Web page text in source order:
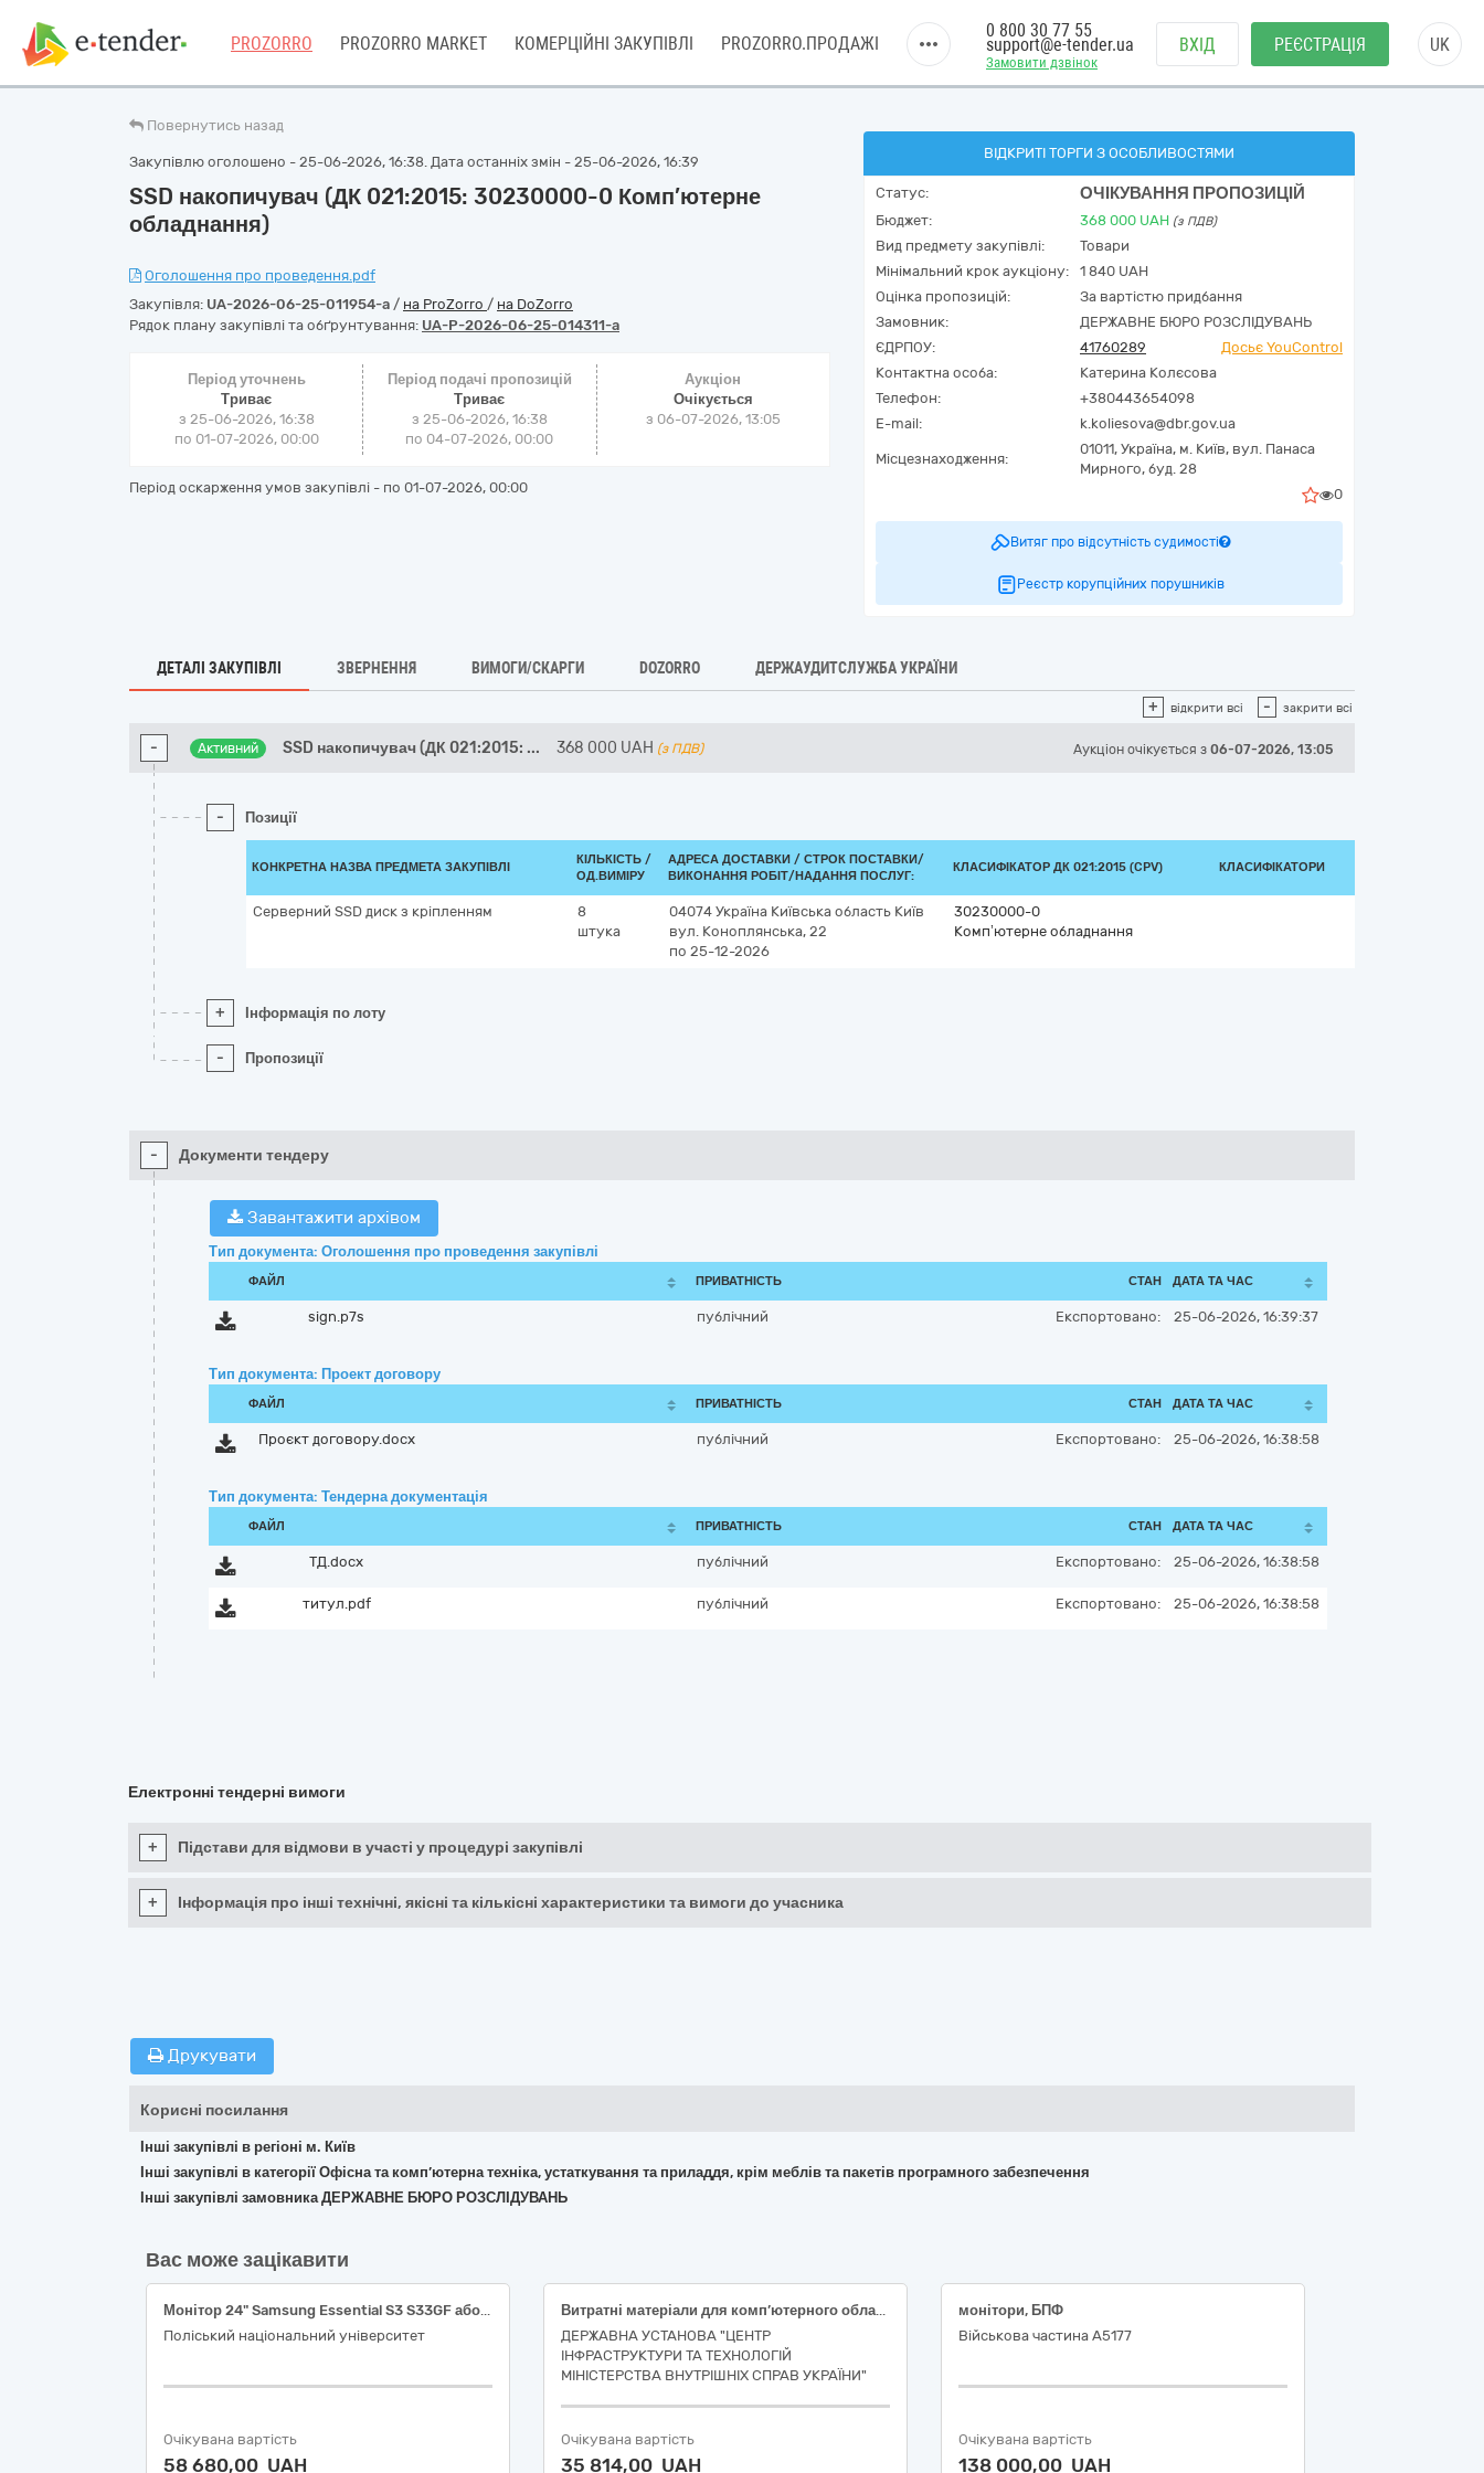
PROZORRO PROZORRO MARKET КОМЕРЦІЙНІ ЗАКУПІВЛІ PROZORRO.ПРОДАЖІ
Замовити дзвінок
0 800 30 77 55
support@e-tender.ua ВХІД РЕЄСТРАЦІЯ UK
Повернутись назад
Закупівлю оголошено - 25-06-2026, 16:38. Дата останніх змін - 25-06-2026, 16:39
SSD накопичувач (ДК 021:2015: 30230000-0 Комп’ютерне
обладнання)
Оголошення про проведення.pdf
Закупівля: UA-2026-06-25-011954-a / на ProZorro / на DoZorro
Рядок плану закупівлі та обґрунтування: UA-P-2026-06-25-014311-a
Період уточнень
Триває
з 25-06-2026, 16:38
по 01-07-2026, 00:00
Період подачі пропозицій
Триває
з 25-06-2026, 16:38
по 04-07-2026, 00:00
Аукціон
Очікується
з 06-07-2026, 13:05
Період оскарження умов закупівлі - по 01-07-2026, 00:00
ВІДКРИТІ ТОРГИ З ОСОБЛИВОСТЯМИ
Статус: ОЧІКУВАННЯ ПРОПОЗИЦІЙ
Бюджет: 368 000 UAH (з ПДВ)
Вид предмету закупівлі:
Товари
Мінімальний крок аукціону:
1 840 UAH
Оцінка пропозицій:
За вартістю придбання
Замовник:
ДЕРЖАВНЕ БЮРО РОЗСЛІДУВАНЬ
ЄДРПОУ:
41760289
Досьє YouControl
Контактна особа:
Катерина Колєсова
Телефон:
+380443654098
E-mail:
k.koliesova@dbr.gov.ua
Місцезнаходження:
01011, Україна, м. Київ, вул. Панаса
Мирного, буд. 28
0
Витяг про відсутність судимості
Реєстр корупційних порушників
ДЕТАЛІ ЗАКУПІВЛІ ЗВЕРНЕННЯ ВИМОГИ/СКАРГИ DOZORRO ДЕРЖАУДИТСЛУЖБА УКРАЇНИ
+ відкрити всі - закрити всі
- Активний SSD накопичувач (ДК 021:2015: ... 368 000 UAH (з ПДВ) Аукціон очікується з 06-07-2026, 13:05
- Позиції
КОНКРЕТНА НАЗВА ПРЕДМЕТА ЗАКУПІВЛІ
КІЛЬКІСТЬ /
ОД.ВИМІРУ
АДРЕСА ДОСТАВКИ / СТРОК ПОСТАВКИ/
ВИКОНАННЯ РОБІТ/НАДАННЯ ПОСЛУГ:
КЛАСИФІКАТОР ДК 021:2015 (CPV) КЛАСИФІКАТОРИ
Серверний SSD диск з кріпленням
8
штука
04074 Україна Київська область Київ
вул. Коноплянська, 22
по 25-12-2026
30230000-0
Комп’ютерне обладнання
+ Інформація по лоту
- Пропозиції
- Документи тендеру
Завантажити архівом
Тип документа: Оголошення про проведення закупівлі
ФАЙЛ ПРИВАТНІСТЬ СТАН ДАТА ТА ЧАС
sign.p7s публічний Експортовано: 25-06-2026, 16:39:37
Тип документа: Проект договору
ФАЙЛ ПРИВАТНІСТЬ СТАН ДАТА ТА ЧАС
Проєкт договору.docx публічний Експортовано: 25-06-2026, 16:38:58
Тип документа: Тендерна документація
ФАЙЛ ПРИВАТНІСТЬ СТАН ДАТА ТА ЧАС
ТД.docx публічний Експортовано: 25-06-2026, 16:38:58
титул.pdf публічний Експортовано: 25-06-2026, 16:38:58
Електронні тендерні вимоги
+ Підстави для відмови в участі у процедурі закупівлі
+ Інформація про інші технічні, якісні та кількісні характеристики та вимоги до учасника
Друкувати
Корисні посилання
Інші закупівлі в регіоні м. Київ
Інші закупівлі в категорії Офісна та комп’ютерна техніка, устаткування та приладдя, крім меблів та пакетів програмного забезпечення
Інші закупівлі замовника ДЕРЖАВНЕ БЮРО РОЗСЛІДУВАНЬ
Вас може зацікавити
Монітор 24" Samsung Essential S3 S33GF або еквівалент
Поліський національний університет
Очікувана вартість
58 680,00 UAH
Витратні матеріали для комп’ютерного обладнання за кодом CPV за ЄЗС ДК 021:2015: 30230000-0 — Комп’ютерне обладнання.
ДЕРЖАВНА УСТАНОВА "ЦЕНТР
ІНФРАСТРУКТУРИ ТА ТЕХНОЛОГІЙ
МІНІСТЕРСТВА ВНУТРІШНІХ СПРАВ УКРАЇНИ"
Очікувана вартість
35 814,00 UAH
монітори, БПФ
Військова частина А5177
Очікувана вартість
138 000,00 UAH